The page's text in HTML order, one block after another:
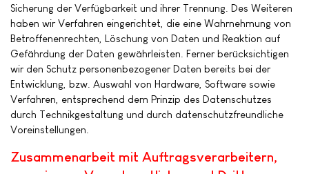
Sicherung der Verfügbarkeit und ihrer Trennung. Des Weiteren
haben wir Verfahren eingerichtet, die eine Wahrnehmung von
Betroffenenrechten, Löschung von Daten und Reaktion auf
Gefährdung der Daten gewährleisten. Ferner berücksichtigen
wir den Schutz personenbezogener Daten bereits bei der
Entwicklung, bzw. Auswahl von Hardware, Software sowie
Verfahren, entsprechend dem Prinzip des Datenschutzes
durch Technikgestaltung und durch datenschutzfreundliche
Voreinstellungen.
Zusammenarbeit mit Auftragsverarbeitern,